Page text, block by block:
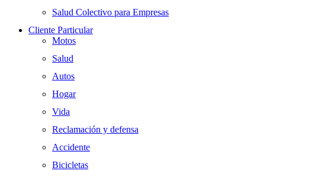
Salud Colectivo para Empresas
Cliente Particular
Motos
Salud
Autos
Hogar
Vida
Reclamación y defensa
Accidente
Bicicletas